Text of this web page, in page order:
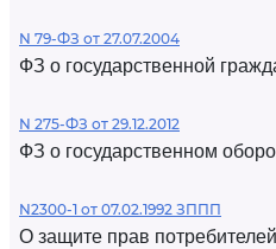
N 79-ФЗ от 27.07.2004
ФЗ о государственной
N 275-ФЗ от 29.12.2012
ФЗ о государственном
N2300-1 от 07.02.1992 ЗППП
О защите прав потребителей